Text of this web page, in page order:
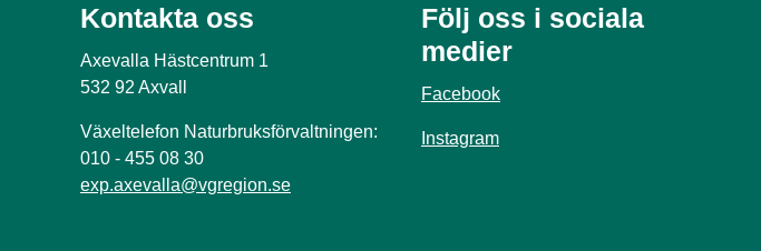
Kontakta oss
Axevalla Hästcentrum 1
532 92 Axvall
Växeltelefon Naturbruksförvaltningen:
010 - 455 08 30
exp.axevalla@vgregion.se
Följ oss i sociala
medier
Facebook
Instagram